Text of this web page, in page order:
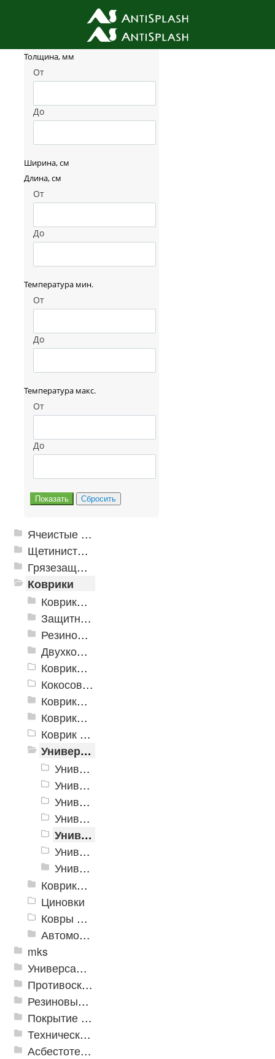
Фильтр товаров
Толщина, мм
От
До
Ширина, см
Длина, см
От
До
Температура мин.
От
До
Температура макс.
От
До
Ячеистые грязезащитные покрытия
Щетинистые покрытия
Грязезащитные, влаговпитывающие покрытия
Коврики
Коврики влаговпитывающие
Защитные коврики и лотки
Резиновые коврики
Двухкомпонентные коврики
Коврики на пенорезине
Кокосовые коврики
Коврики для ванн
Коврики и дорожки пористые (Лапша)
Коврик флокированный
Универсальные коврики
Универсальный коврик Milan
Универсальный коврик Polermo
Универсальные коврики Berlin
Универсальные коврики SPRING VELOUR
Универсальные интерьерные коврики
Универсальные коврики SPRING LEN
Универсальный коврик EVA
Коврики хлопковые
Циновки
Ковры для детской
Автомобильные коврики
mks
Универсальные модульные покрытия
Противоскользящая защита для лестниц, профили, ленты
Резиновые и ПВХ дорожки
Покрытие из резиновой крошки
Техническая резина
Асбестотехнические и теплоизоляционные материалы